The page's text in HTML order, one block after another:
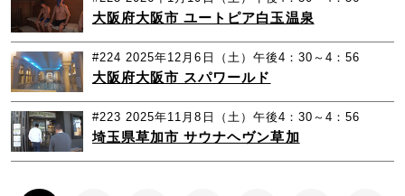
大阪府大阪市 ユートピア白玉温泉
#224 2025年12月6日（土）午後4：30～4：56
大阪府大阪市 スパワールド
#223 2025年11月8日（土）午後4：30～4：56
埼玉県草加市 サウナヘヴン草加